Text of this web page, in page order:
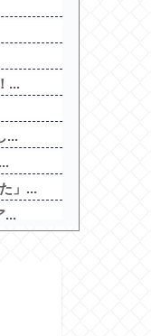
...
...
」...
...